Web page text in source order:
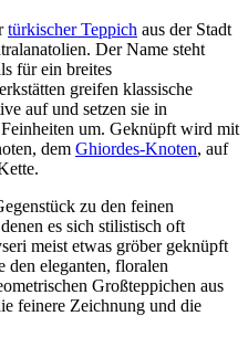
türkischer Teppich aus der Stadt
Der Name steht
für ein breites
greifen klassische
auf und setzen sie in
um. Geknüpft wird mit
dem Ghiordes-Knoten, auf
zu den feinen
es sich stilistisch oft
meist etwas gröber geknüpft
den eleganten, floralen
Großteppichen aus
feinere Zeichnung und die